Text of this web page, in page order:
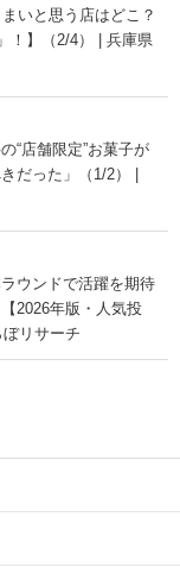
いと思う店はどこ？
！】（2/4） | 兵庫県
“店舗限定”お菓子が
だった」（1/2） |
ウンドで活躍を期待
2026年版・人気投
リサーチ